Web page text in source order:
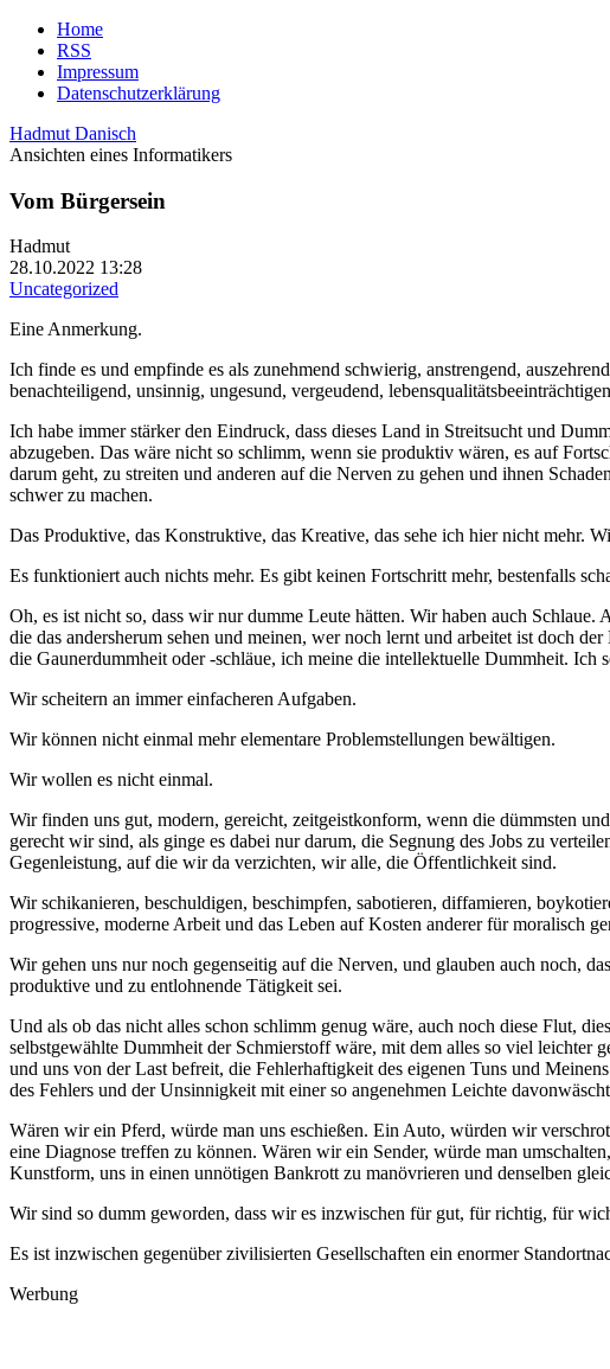
Home
RSS
Impressum
Datenschutzerklärung
Hadmut Danisch
Ansichten eines Informatikers
Vom Bürgersein
Hadmut
28.10.2022 13:28
Uncategorized
Eine Anmerkung.
Ich finde es und empfinde es als zunehmend schwierig, anstrengend,
benachteiligend, unsinnig, ungesund, vergeudend,
Ich habe immer stärker den Eindruck, dass dieses Land in Streitsucht und
abzugeben. Das wäre nicht so schlimm, wenn sie produktiv wären, es auf
darum geht, zu streiten und anderen auf die Nerven zu gehen und ihnen
schwer zu machen.
Das Produktive, das Konstruktive, das Kreative, das sehe ich hier nicht mehr.
Es funktioniert auch nichts mehr. Es gibt keinen Fortschritt mehr, bestenfalls
Oh, es ist nicht so, dass wir nur dumme Leute hätten. Wir haben auch
die das andersherum sehen und meinen, wer noch lernt und arbeitet ist doch
die Gaunerdummheit oder -schläue, ich meine die intellektuelle Dummheit.
Wir scheitern an immer einfacheren Aufgaben.
Wir können nicht einmal mehr elementare Problemstellungen bewältigen.
Wir wollen es nicht einmal.
Wir finden uns gut, modern, gereicht, zeitgeistkonform, wenn die dümmsten
gerecht wir sind, als ginge es dabei nur darum, die Segnung des Jobs zu
Gegenleistung, auf die wir da verzichten, wir alle, die Öffentlichkeit sind.
Wir schikanieren, beschuldigen, beschimpfen, sabotieren, diffamieren,
progressive, moderne Arbeit und das Leben auf Kosten anderer für moralisch
Wir gehen uns nur noch gegenseitig auf die Nerven, und glauben auch noch,
produktive und zu entlohnende Tätigkeit sei.
Und als ob das nicht alles schon schlimm genug wäre, auch noch diese Flut,
selbstgewählte Dummheit der Schmierstoff wäre, mit dem alles so viel leichter
und uns von der Last befreit, die Fehlerhaftigkeit des eigenen Tuns und
des Fehlers und der Unsinnigkeit mit einer so angenehmen Leichte
Wären wir ein Pferd, würde man uns eschießen. Ein Auto, würden wir
eine Diagnose treffen zu können. Wären wir ein Sender, würde man
Kunstform, uns in einen unnötigen Bankrott zu manövrieren und denselben
Wir sind so dumm geworden, dass wir es inzwischen für gut, für richtig, für
Es ist inzwischen gegenüber zivilisierten Gesellschaften ein enormer
Werbung